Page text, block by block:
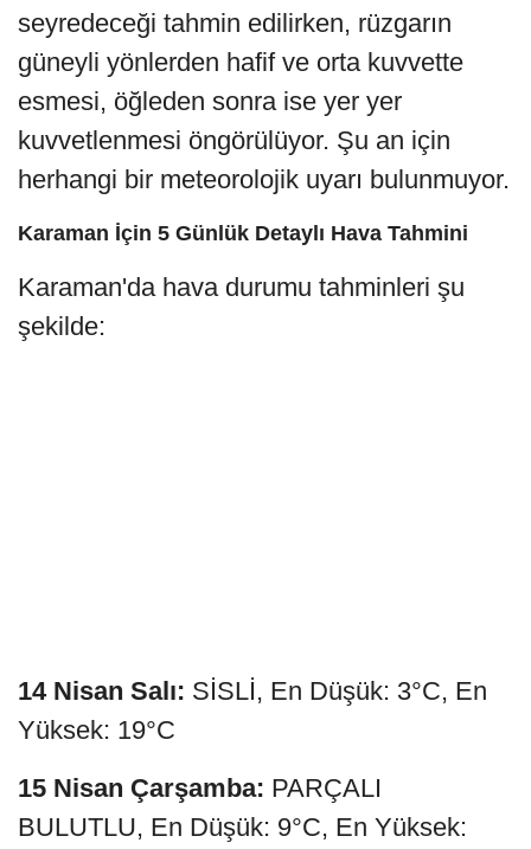
seyredeceği tahmin edilirken, rüzgarın
güneyli yönlerden hafif ve orta kuvvette
esmesi, öğleden sonra ise yer yer
kuvvetlenmesi öngörülüyor. Şu an için
herhangi bir meteorolojik uyarı bulunmuyor.
Karaman İçin 5 Günlük Detaylı Hava Tahmini
Karaman'da hava durumu tahminleri şu
şekilde:
14 Nisan Salı: SİSLİ, En Düşük: 3°C, En
Yüksek: 19°C
15 Nisan Çarşamba: PARÇALI
BULUTLU, En Düşük: 9°C, En Yüksek: